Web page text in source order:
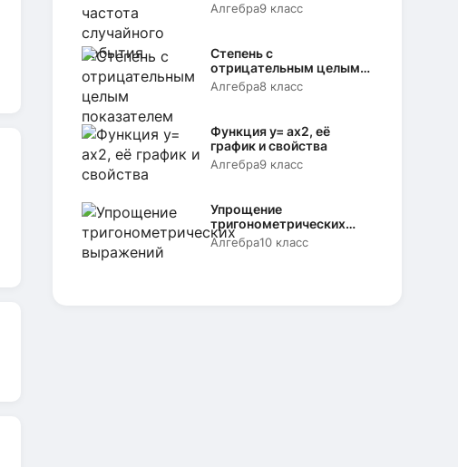
Алгебра9 класс
Степень с
отрицательным целым
показателем
Алгебра8 класс
Функция y= аx2, её
график и свойства
Алгебра9 класс
Упрощение
тригонометрических
выражений
Алгебра10 класс